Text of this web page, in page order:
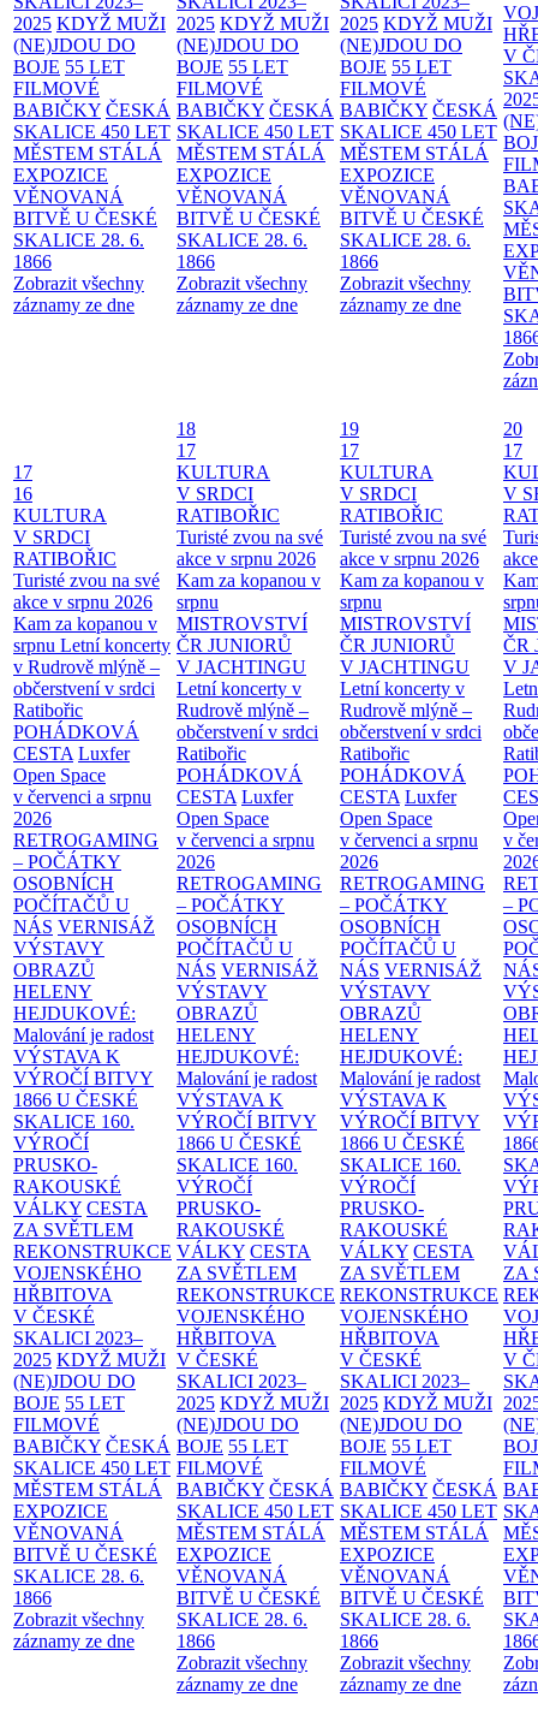
2025 KDYŽ MUŽI
(NE)JDOU DO
BOJE 55 LET
FILMOVÉ
BABIČKY ČESKÁ
SKALICE 450 LET
MĚSTEM STÁLÁ
EXPOZICE
VĚNOVANÁ
BITVĚ U ČESKÉ
SKALICE 28. 6.
1866
Zobrazit všechny
záznamy ze dne
2025 KDYŽ MUŽI
(NE)JDOU DO
BOJE 55 LET
FILMOVÉ
BABIČKY ČESKÁ
SKALICE 450 LET
MĚSTEM STÁLÁ
EXPOZICE
VĚNOVANÁ
BITVĚ U ČESKÉ
SKALICE 28. 6.
1866
Zobrazit všechny
záznamy ze dne
2025 KDYŽ MUŽI
(NE)JDOU DO
BOJE 55 LET
FILMOVÉ
BABIČKY ČESKÁ
SKALICE 450 LET
MĚSTEM STÁLÁ
EXPOZICE
VĚNOVANÁ
BITVĚ U ČESKÉ
SKALICE 28. 6.
1866
Zobrazit všechny
záznamy ze dne
V
17
16
KULTURA
V SRDCI
RATIBOŘIC
Turisté zvou na své
akce v srpnu 2026
Kam za kopanou v
srpnu Letní koncerty
v Rudrově mlýně –
občerstvení v srdci
Ratibořic
POHÁDKOVÁ
CESTA Luxfer
Open Space
v červenci a srpnu
2026
RETROGAMING
– POČÁTKY
OSOBNÍCH
POČÍTAČŮ U
NÁS VERNISÁŽ
VÝSTAVY
OBRAZŮ
HELENY
HEJDUKOVÉ:
Malování je radost
VÝSTAVA K
VÝROČÍ BITVY
1866 U ČESKÉ
SKALICE 160.
VÝROČÍ
PRUSKO-
RAKOUSKÉ
VÁLKY CESTA
ZA SVĚTLEM
REKONSTRUKCE
VOJENSKÉHO
HŘBITOVA
V ČESKÉ
SKALICI 2023–
2025 KDYŽ MUŽI
(NE)JDOU DO
BOJE 55 LET
FILMOVÉ
BABIČKY ČESKÁ
SKALICE 450 LET
MĚSTEM STÁLÁ
EXPOZICE
VĚNOVANÁ
BITVĚ U ČESKÉ
SKALICE 28. 6.
1866
Zobrazit všechny
záznamy ze dne
18
17
KULTURA
V SRDCI
RATIBOŘIC
Turisté zvou na své
akce v srpnu 2026
Kam za kopanou v
srpnu
MISTROVSTVÍ
ČR JUNIORŮ
V JACHTINGU
Letní koncerty v
Rudrově mlýně –
občerstvení v srdci
Ratibořic
POHÁDKOVÁ
CESTA Luxfer
Open Space
v červenci a srpnu
2026
RETROGAMING
– POČÁTKY
OSOBNÍCH
POČÍTAČŮ U
NÁS VERNISÁŽ
VÝSTAVY
OBRAZŮ
HELENY
HEJDUKOVÉ:
Malování je radost
VÝSTAVA K
VÝROČÍ BITVY
1866 U ČESKÉ
SKALICE 160.
VÝROČÍ
PRUSKO-
RAKOUSKÉ
VÁLKY CESTA
ZA SVĚTLEM
REKONSTRUKCE
VOJENSKÉHO
HŘBITOVA
V ČESKÉ
SKALICI 2023–
2025 KDYŽ MUŽI
(NE)JDOU DO
BOJE 55 LET
FILMOVÉ
BABIČKY ČESKÁ
SKALICE 450 LET
MĚSTEM STÁLÁ
EXPOZICE
VĚNOVANÁ
BITVĚ U ČESKÉ
SKALICE 28. 6.
1866
Zobrazit všechny
záznamy ze dne
19
17
KULTURA
V SRDCI
RATIBOŘIC
Turisté zvou na své
akce v srpnu 2026
Kam za kopanou v
srpnu
MISTROVSTVÍ
ČR JUNIORŮ
V JACHTINGU
Letní koncerty v
Rudrově mlýně –
občerstvení v srdci
Ratibořic
POHÁDKOVÁ
CESTA Luxfer
Open Space
v červenci a srpnu
2026
RETROGAMING
– POČÁTKY
OSOBNÍCH
POČÍTAČŮ U
NÁS VERNISÁŽ
VÝSTAVY
OBRAZŮ
HELENY
HEJDUKOVÉ:
Malování je radost
VÝSTAVA K
VÝROČÍ BITVY
1866 U ČESKÉ
SKALICE 160.
VÝROČÍ
PRUSKO-
RAKOUSKÉ
VÁLKY CESTA
ZA SVĚTLEM
REKONSTRUKCE
VOJENSKÉHO
HŘBITOVA
V ČESKÉ
SKALICI 2023–
2025 KDYŽ MUŽI
(NE)JDOU DO
BOJE 55 LET
FILMOVÉ
BABIČKY ČESKÁ
SKALICE 450 LET
MĚSTEM STÁLÁ
EXPOZICE
VĚNOVANÁ
BITVĚ U ČESKÉ
SKALICE 28. 6.
1866
Zobrazit všechny
záznamy ze dne
20
17
V
ČR
V
v
–
ZA
V